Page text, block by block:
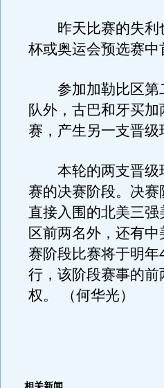
昨天比赛的失利
杯或奥运会预选赛
参加加勒比区第
队外，古巴和牙买
赛，产生另一支晋级
本轮的两支晋级
赛的决赛阶段。决
直接入围的北美三
区前两名外，还有
赛阶段比赛将于明
行，该阶段赛事的
权。 （何华光）